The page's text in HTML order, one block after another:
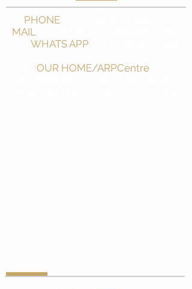
PHONE-
MAIL-
WHATS APP
OUR HOME/ARPCentre-